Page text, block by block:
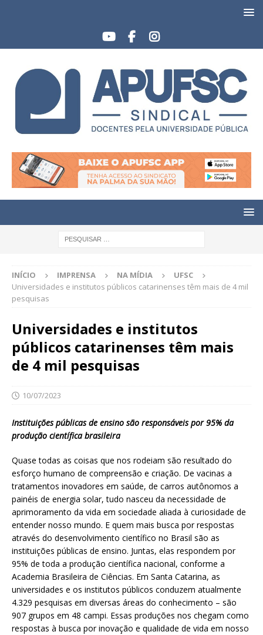
INÍCIO IMPRENSA NA MÍDIA
UFSC
Universidades e institutos públicos catarinenses têm mais de 4 mil
pesquisas
Universidades e institutos
públicos catarinenses têm mais
de 4 mil pesquisas
10/07/2023
Instituições públicas de ensino são responsáveis por 95% da
produção científica brasileira
Quase todas as coisas que nos rodeiam são resultado do
esforço humano de compreensão e criação. De vacinas a
tratamentos inovadores em saúde, de carros autônomos a
painéis de energia solar, tudo nasceu da necessidade de
aprimoramento da vida em sociedade aliada à curiosidade de
entender nosso mundo. E quem mais busca por respostas
através do desenvolvimento científico no Brasil são as
instituições públicas de ensino. Juntas, elas respondem por
95% de toda a produção científica nacional, conforme a
Academia Brasileira de Ciências. Em Santa Catarina, as
universidades e os institutos públicos conduzem atualmente
4.329 pesquisas em diversas áreas do conhecimento – são
907 grupos em 48 campi. Essas produções nos chegam como
respostas à busca por inovação e qualidade de vida em nosso